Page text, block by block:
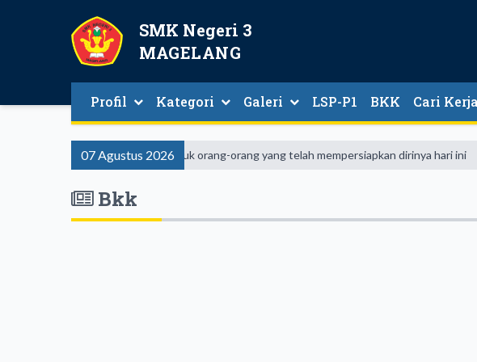
SMK Negeri 3
MAGELANG
Profil Kategori Galeri LSP-P1 BKK Cari Kerja
07 Agustus 2026
masa depan. Hari esok untuk orang-orang yang telah mempersiapkan dirinya hari ini
Bkk